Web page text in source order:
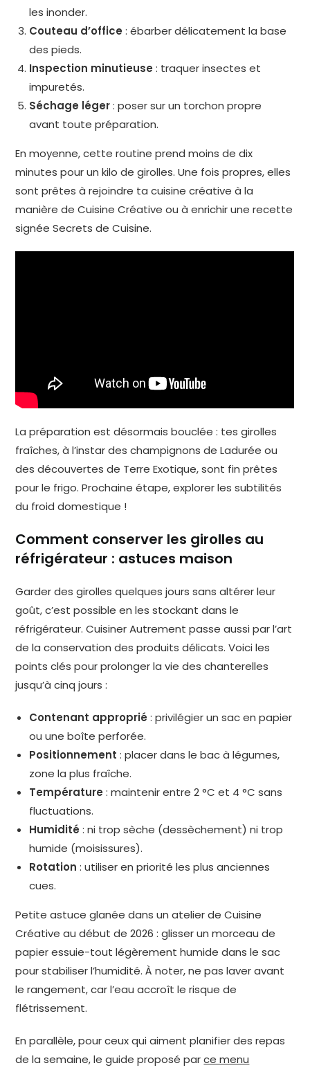
les inonder.
Couteau d’office : ébarber délicatement la base
des pieds.
Inspection minutieuse : traquer insectes et
impuretés.
Séchage léger: poser sur un torchon propre
avant toute préparation.
En moyenne, cette routine prend moins de dix
minutes pour un kilo de girolles. Une fois propres, elles
sont prêtes à rejoindre ta cuisine créative à la
manière de Cuisine Créative ou à enrichir une recette
signée Secrets de Cuisine.
La préparation est désormais bouclée : tes girolles
fraîches, à l’instar des champignons de Ladurée ou
des découvertes de Terre Exotique, sont fin prêtes
pour le frigo. Prochaine étape, explorer les subtilités
du froid domestique !
Comment conserver les girolles au
réfrigérateur : astuces maison
Garder des girolles quelques jours sans altérer leur
goût, c’est possible en les stockant dans le
réfrigérateur. Cuisiner Autrement passe aussi par l’art
de la conservation des produits délicats. Voici les
points clés pour prolonger la vie des chanterelles
jusqu’à cinq jours :
Contenant approprié : privilégier un sac en papier
ou une boîte perforée.
Positionnement : placer dans le bac à légumes,
zone la plus fraîche.
Température : maintenir entre 2 °C et 4 °C sans
fluctuations.
Humidité : ni trop sèche (dessèchement) ni trop
humide (moisissures).
Rotation : utiliser en priorité les plus anciennes
cues.
Petite astuce glanée dans un atelier de Cuisine
Créative au début de 2026 : glisser un morceau de
papier essuie-tout légèrement humide dans le sac
pour stabiliser l’humidité. À noter, ne pas laver avant
le rangement, car l’eau accroît le risque de
flétrissement.
En parallèle, pour ceux qui aiment planifier des repas
de la semaine, le guide proposé parce menu